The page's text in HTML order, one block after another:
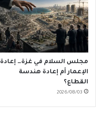
مجلس السلام في غزة… إعادة
الإعمار أم إعادة هندسة
القطاع؟
2026/08/03